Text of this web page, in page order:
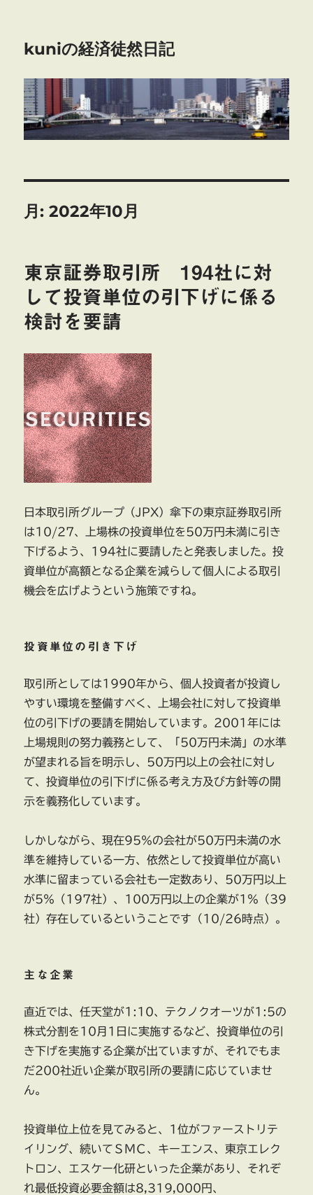
kuniの経済徒然日記
月:2022年10月
東京証券取引所 194社に対
して投資単位の引下げに係る
検討を要請
日本取引所グループ（JPX）傘下の東京証券取引所
は10/27、上場株の投資単位を50万円未満に引き
下げるよう、194社に要請したと発表しました。投
資単位が高額となる企業を減らして個人による取引
機会を広げようという施策ですね。
投資単位の引き下げ
取引所としては1990年から、個人投資者が投資し
やすい環境を整備すべく、上場会社に対して投資単
位の引下げの要請を開始しています。2001年には
上場規則の努力義務として、「50万円未満」の水準
が望まれる旨を明示し、50万円以上の会社に対し
て、投資単位の引下げに係る考え方及び方針等の開
示を義務化しています。
しかしながら、現在95％の会社が50万円未満の水
準を維持している一方、依然として投資単位が高い
水準に留まっている会社も一定数あり、50万円以上
が5％（197社）、100万円以上の企業が1％（39
社）存在しているということです（10/26時点）。
主な企業
直近では、任天堂が1:10、テクノクオーツが1:5の
株式分割を10月1日に実施するなど、投資単位の引
き下げを実施する企業が出ていますが、それでもま
だ200社近い企業が取引所の要請に応じていませ
ん。
投資単位上位を見てみると、1位がファーストリテ
イリング、続いてＳＭＣ、キーエンス、東京エレク
トロン、エスケー化研といった企業があり、それぞ
れ最低投資必要金額は8,319,000円、